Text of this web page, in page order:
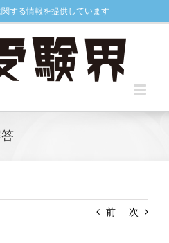
する情報を提供しています
前 次